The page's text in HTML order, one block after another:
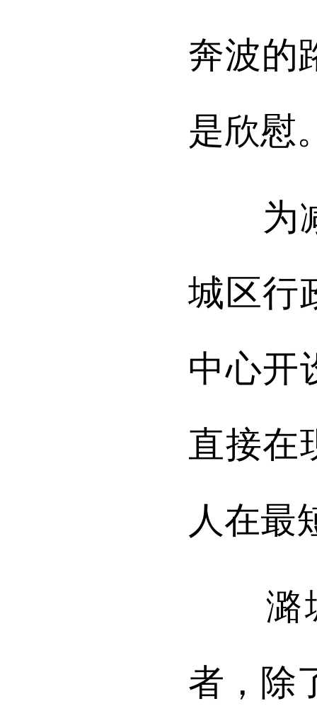
奔波的
是欣慰
为减
城区行
中心开
直接在
人在最
潞城
者，除